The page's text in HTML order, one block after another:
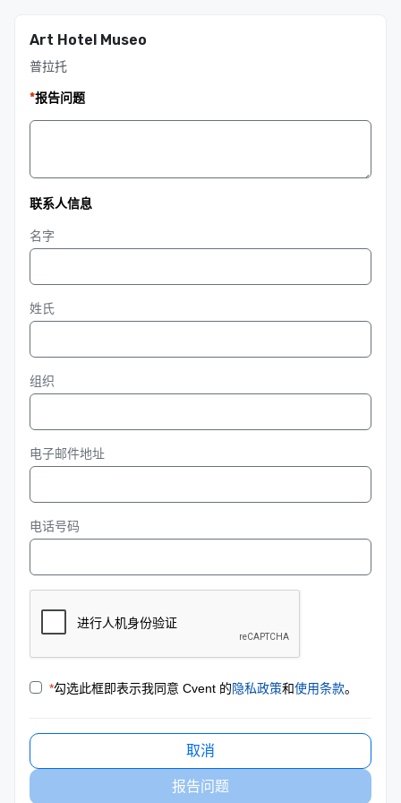
Art Hotel Museo
普拉托
*报告问题
联系人信息
名字
姓氏
组织
电子邮件地址
电话号码
*勾选此框即表示我同意 Cvent 的隐私政策和使用条款。
取消
报告问题